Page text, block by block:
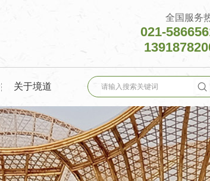
全国服务
021-
关于境道 